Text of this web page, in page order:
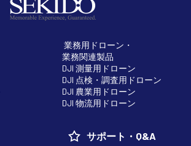
業務用ドローン・
業務関連製品
DJI 測量用ドローン
DJI 点検・調査用ドローン
DJI 農業用ドローン
DJI 物流用ドローン
サポート・Q&A